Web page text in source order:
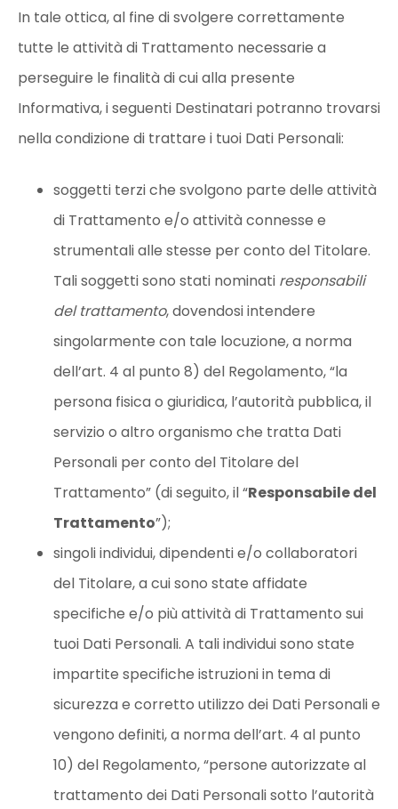
In tale ottica, al fine di svolgere correttamente
tutte le attività di Trattamento necessarie a
perseguire le finalità di cui alla presente
Informativa, i seguenti Destinatari potranno trovarsi
nella condizione di trattare i tuoi Dati Personali:
soggetti terzi che svolgono parte delle attività
di Trattamento e/o attività connesse e
strumentali alle stesse per conto del Titolare.
Tali soggetti sono stati nominati responsabili
del trattamento, dovendosi intendere
singolarmente con tale locuzione, a norma
dell’art. 4 al punto 8) del Regolamento, “la
persona fisica o giuridica, l’autorità pubblica, il
servizio o altro organismo che tratta Dati
Personali per conto del Titolare del
Trattamento” (di seguito, il “Responsabile del
Trattamento”);
singoli individui, dipendenti e/o collaboratori
del Titolare, a cui sono state affidate
specifiche e/o più attività di Trattamento sui
tuoi Dati Personali. A tali individui sono state
impartite specifiche istruzioni in tema di
sicurezza e corretto utilizzo dei Dati Personali e
vengono definiti, a norma dell’art. 4 al punto
10) del Regolamento, “persone autorizzate al
trattamento dei Dati Personali sotto l’autorità